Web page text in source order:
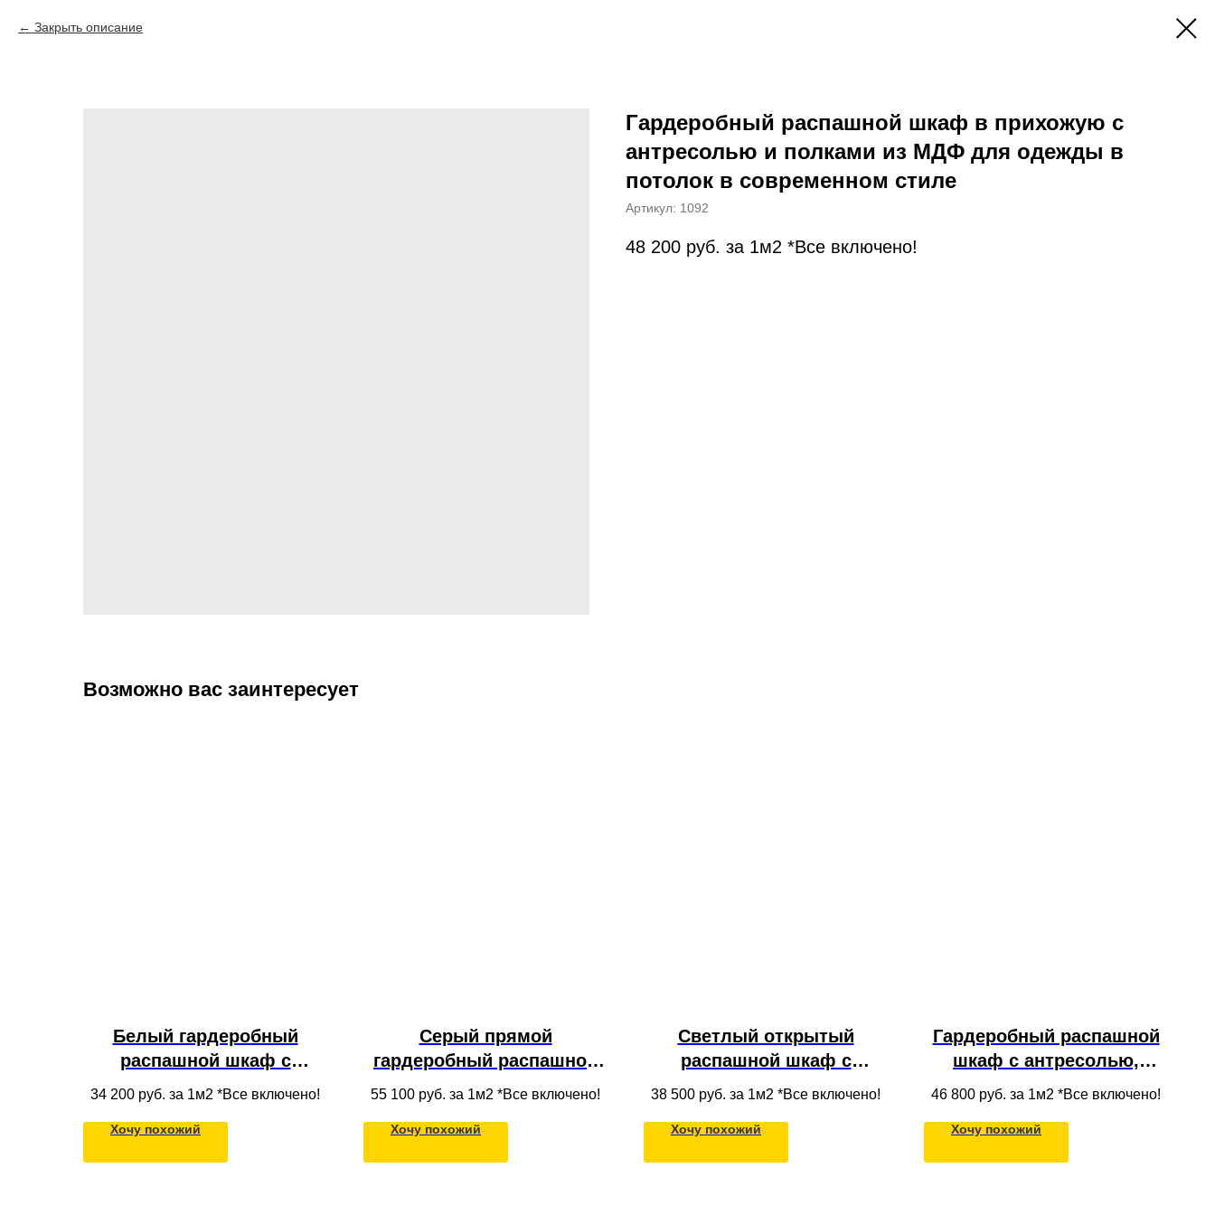
Закрыть описание
Гардеробный распашной шкаф в прихожую с
антресолью и полками из МДФ для одежды в
потолок в современном стиле
Артикул: 1092
48 200 руб. за 1м2 *Все включено!
Возможно вас заинтересует
Белый гардеробный
распашной шкаф с
антресолью, ящиками и
потолок
34 200 руб. за 1м2 *Все включено!
Хочу похожий
Серый прямой
гардеробный распашной
шкаф с зеркальными
МДФ для одежды в
гардеробную
55 100 руб. за 1м2 *Все включено!
Хочу похожий
Светлый открытый
распашной шкаф с
полками, ящиками и
нишу под потолок в
детскую
38 500 руб. за 1м2 *Все включено!
Хочу похожий
Гардеробный распашной
шкаф с антресолью,
полками и штангой из
под потолок во всю стену
46 800 руб. за 1м2 *Все включено!
Хочу похожий